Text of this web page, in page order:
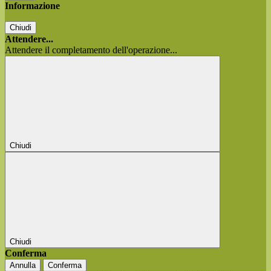
Informazione
Chiudi
Attendere...
Attendere il completamento dell'operazione...
Chiudi
Chiudi
Conferma
Annulla Conferma